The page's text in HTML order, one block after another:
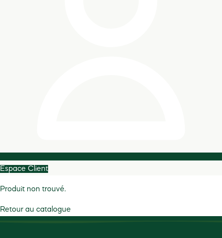
Espace Client
Produit non trouvé.
Retour au catalogue